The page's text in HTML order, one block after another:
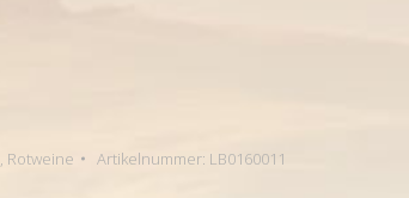
, Rotweine Artikelnummer: LB0160011